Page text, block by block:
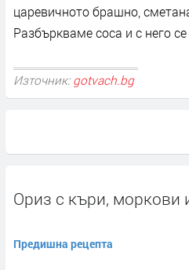
царевичното брашно,
Разбъркваме соса и с него
Източник: gotvach.bg
Ориз с къри, моркови
Предишна рецепта